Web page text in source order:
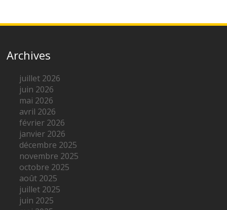
Archives
juillet 2026
juin 2026
mai 2026
avril 2026
février 2026
janvier 2026
décembre 2025
novembre 2025
octobre 2025
août 2025
juillet 2025
juin 2025